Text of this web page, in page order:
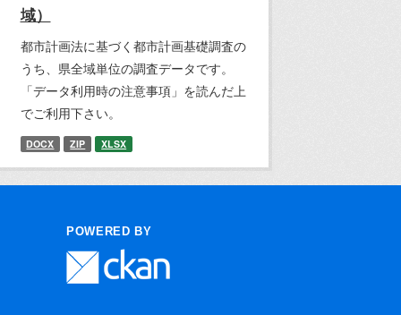
域）
都市計画法に基づく都市計画基礎調査の
うち、県全域単位の調査データです。
「データ利用時の注意事項」を読んだ上
でご利用下さい。
DOCX ZIP XLSX
POWERED BY